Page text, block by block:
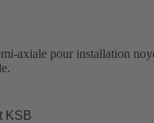
axiale pour installation
KSB